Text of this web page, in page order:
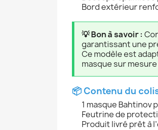
Bord extérieur
💡 Bon à savoir :
garantissant une
Ce modèle est
masque sur
📦 Contenu du
1 masque Bahtinov
Feutrine de
Produit livré prêt à